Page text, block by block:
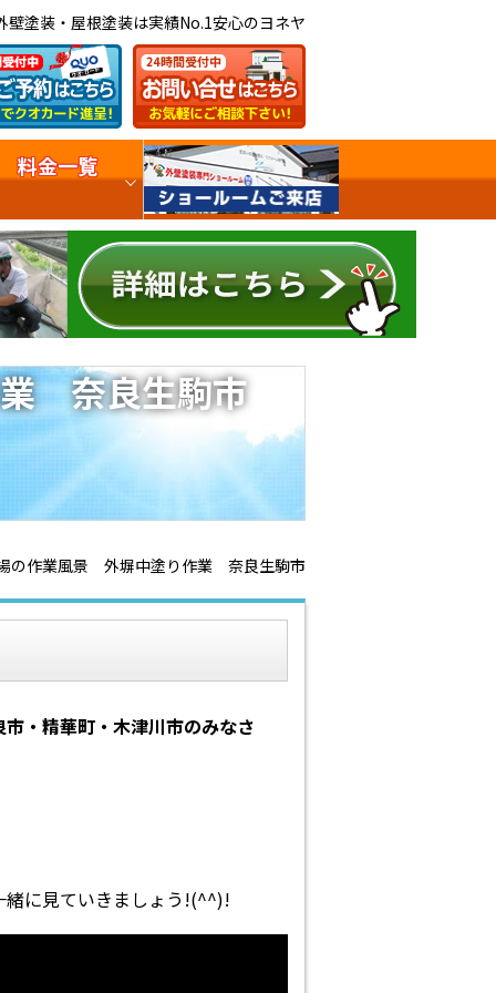
壁塗装・屋根塗装は実績No.1安心のヨネヤ
料金一覧
奈良生駒市
の作業風景 外塀中塗り作業 奈良生駒市
・精華町・木津川市のみなさ
に見ていきましょう!(^^)!